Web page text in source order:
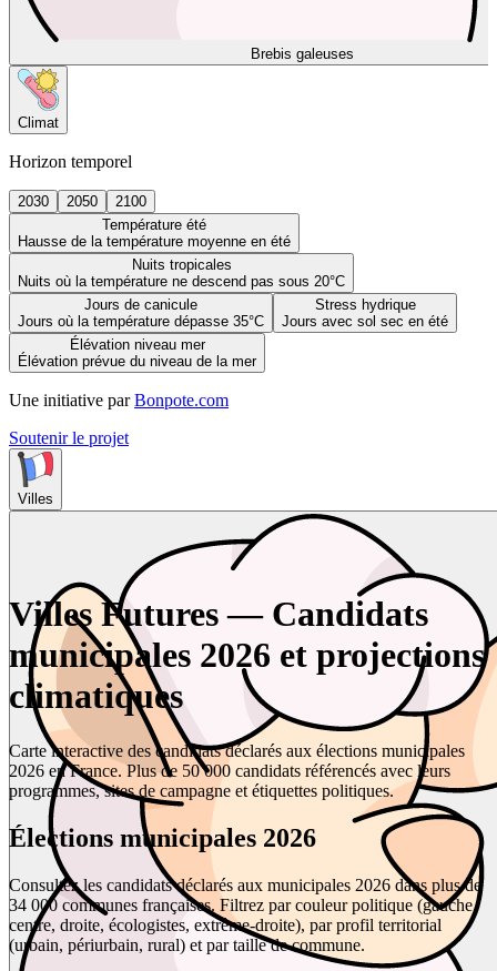
Brebis galeuses
Climat
Horizon temporel
2030 2050
2100
Température été
Hausse de la température moyenne en été
Nuits tropicales
Nuits où la température ne descend pas sous 20°C
Jours de canicule
Jours où la température dépasse 35°C
Stress hydrique
Jours avec sol sec en été
Élévation niveau mer
Élévation prévue du niveau de la mer
Une initiative par Bonpote.com
Soutenir le projet
Villes
Villes Futures — Candidats
municipales 2026 et projections
climatiques
Carte interactive des candidats déclarés aux élections municipales
2026 en France. Plus de 50 000 candidats référencés avec leurs
programmes, sites de campagne et étiquettes politiques.
Élections municipales 2026
Consultez les candidats déclarés aux municipales 2026 dans plus de
34 000 communes françaises. Filtrez par couleur politique (gauche,
centre, droite, écologistes, extrême-droite), par profil territorial
(urbain, périurbain, rural) et par taille de commune.